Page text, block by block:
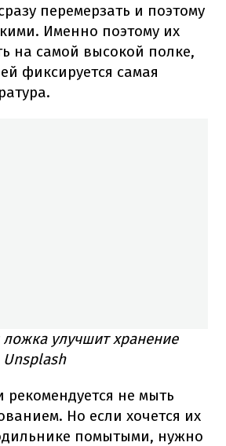
перемерзать и поэтому
Именно поэтому их
на самой высокой полке,
фиксируется самая
улучшит хранение
не мыть
Но если хочется их
помытыми, нужно